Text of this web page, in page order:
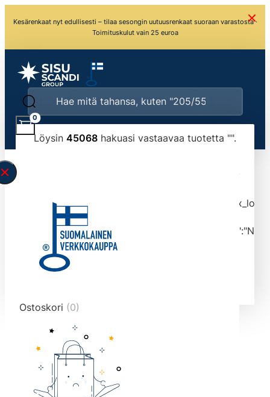
Kesärenkaat nyt edullisesti – tilaa sesongin uutuusrenkaat suoraan varastosta ·
Toimituskulut vain 25 euroa
Löysin 45068 hakuasi vastaavaa tuotetta "".
typed the search query correctly.<br>Currently
tmlmvi","meta_query":
data-original-query-vars="[]" data-page="1"
data-max-pages="4507" data-start="1" data-
end="10">
0
Ostoskori (0)